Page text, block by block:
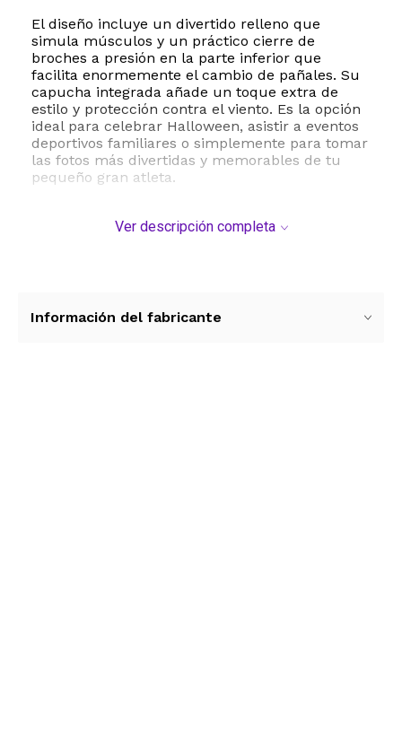
El diseño incluye un divertido relleno que
simula músculos y un práctico cierre de
broches a presión en la parte inferior que
facilita enormemente el cambio de pañales. Su
capucha integrada añade un toque extra de
estilo y protección contra el viento. Es la opción
ideal para celebrar Halloween, asistir a eventos
deportivos familiares o simplemente para tomar
las fotos más divertidas y memorables de tu
pequeño gran atleta.
lo que asegura detalles auténticos y colores
cada aventura. Asegura diversión, comodidad y
Ver descripción completa
Información del fabricante